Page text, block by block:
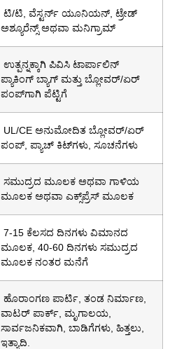
ಟಿ/ಟಿ, ವೆಸ್ಟರ್ನ್ ಯೂನಿಯನ್, ಟ್ರೇಡ್
ಅಶ್ಯೂರೆನ್ಸ್ ಅಥವಾ ಮನಿಗ್ರಾಮ್
ಉತ್ಪನ್ನಕ್ಕಾಗಿ ಪಿವಿಸಿ ಟಾರ್ಪಾಲಿನ್
ಪ್ಯಾಕಿಂಗ್ ಬ್ಯಾಗ್ ಮತ್ತು ಬ್ಲೋವರ್/ಏರ್
ಪಂಪ್‌ಗಾಗಿ ಪೆಟ್ಟಿಗೆ
UL/CE ಅನುಮೋದಿತ ಬ್ಲೋವರ್/ಏರ್
ಪಂಪ್, ಪ್ಯಾಚ್ ಕಿಟ್‌ಗಳು, ಸೂಚನೆಗಳು
ಸಮುದ್ರದ ಮೂಲಕ ಅಥವಾ ಗಾಳಿಯ
ಮೂಲಕ ಅಥವಾ ಎಕ್ಸ್‌ಪ್ರೆಸ್ ಮೂಲಕ
7-15 ಕೆಲಸದ ದಿನಗಳು ವಿಮಾನದ
ಮೂಲಕ, 40-60 ದಿನಗಳು ಸಮುದ್ರದ
ಮೂಲಕ ನಂತರ ಮನೆಗೆ
ಹೊರಾಂಗಣ ಪಾರ್ಟಿ, ತಂಡ ನಿರ್ಮಾಣ,
ವಾಟರ್ ಪಾರ್ಕ್, ಮೃಗಾಲಯ,
ಸಾರ್ವಜನಿಕವಾಗಿ, ಬಾಡಿಗೆಗಳು, ಹಿತ್ತಲು,
ಇತ್ಯಾದಿ.